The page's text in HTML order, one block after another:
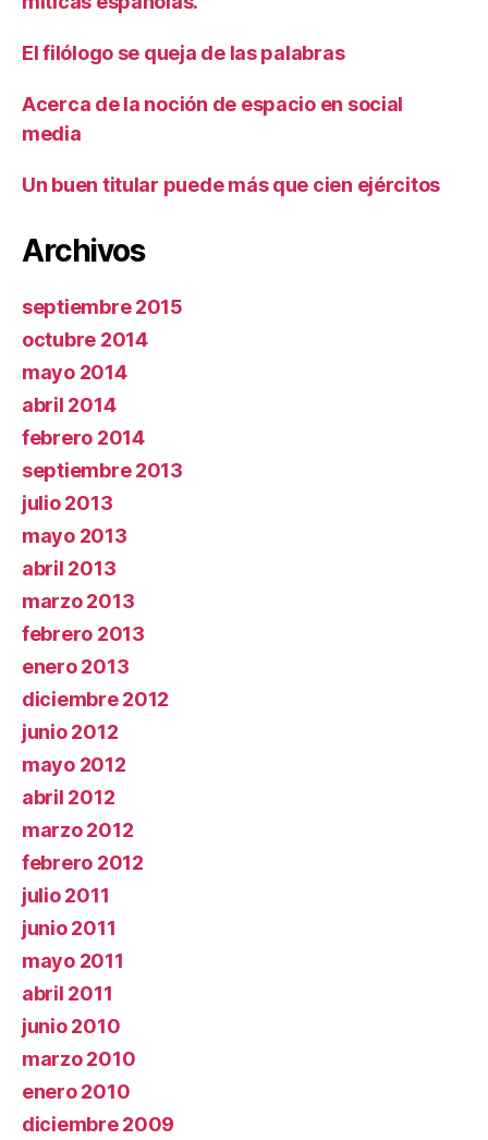
El filólogo se queja de las palabras
Acerca de la noción de espacio en social
media
Un buen titular puede más que cien ejércitos
Archivos
septiembre 2015
octubre 2014
mayo 2014
abril 2014
febrero 2014
septiembre 2013
julio 2013
mayo 2013
abril 2013
marzo 2013
febrero 2013
enero 2013
diciembre 2012
junio 2012
mayo 2012
abril 2012
marzo 2012
febrero 2012
julio 2011
junio 2011
mayo 2011
abril 2011
junio 2010
marzo 2010
enero 2010
diciembre 2009